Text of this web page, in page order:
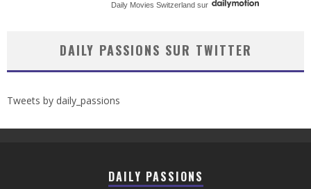
Daily Movies Switzerland sur
DAILY PASSIONS SUR TWITTER
Tweets by daily_passions
DAILY PASSIONS